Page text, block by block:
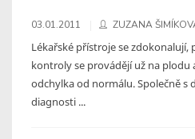
03.01.2011 ZUZANA
Lékařské přístroje se
kontroly se provádějí už na plodu
odchylka od normálu. Společně s
diagnosti ...